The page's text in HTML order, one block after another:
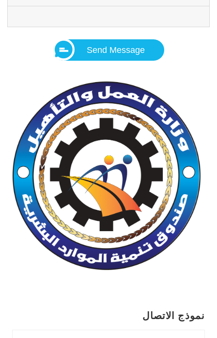
Send Message
نموذج الاتصال